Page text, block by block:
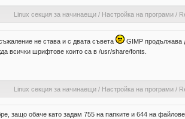
Linux секция за начинаещи/ Настройка на програми/
не става и с двата съвета
GIMP продължава
всички шрифтове които са в /usr/share/fonts.
Linux секция за начинаещи/ Настройка на програми/
защо обаче като задам 755 на папките и 644 на